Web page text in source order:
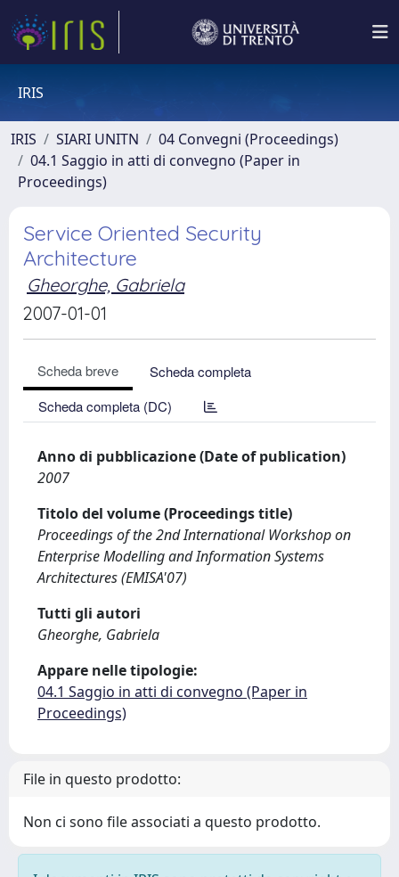
IRIS
IRIS SIARI UNITN
04 Convegni (Proceedings)
04.1 Saggio in atti di convegno (Paper in
Proceedings)
Service Oriented Security
Architecture
Gheorghe, Gabriela
2007-01-01
Scheda breve
Scheda completa
Scheda completa (DC)
Anno di pubblicazione (Date of publication)
2007
Titolo del volume (Proceedings title)
Proceedings of the 2nd International Workshop on
Enterprise Modelling and Information Systems
Architectures (EMISA'07)
Tutti gli autori
Gheorghe, Gabriela
Appare nelle tipologie:
04.1 Saggio in atti di convegno (Paper in
Proceedings)
File in questo prodotto:
Non ci sono file associati a questo prodotto.